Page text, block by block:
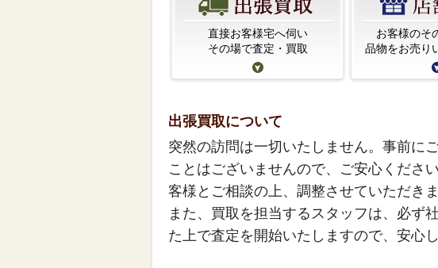
直接お客様宅へ伺い
その場で査定・買取
お客様のそ
品物をお売り
出張買取について
突然の訪問は一切いたしません。事前に
ことはございませんので、ご安心くださ
客様とご相談の上、調整させていただきま
また、買取を担当するスタッフは、必ず
た上で査定を開始いたしますので、安心